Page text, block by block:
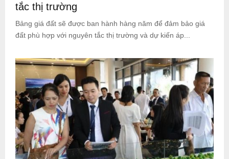
tắc thị trường
Bảng giá đất sẽ được ban hành hàng năm để đảm bảo giá
đất phù hợp với nguyên tắc thị trường và dự kiến áp...